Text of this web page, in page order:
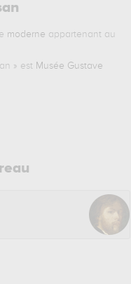
moderne appartenant au
» est Musée Gustave